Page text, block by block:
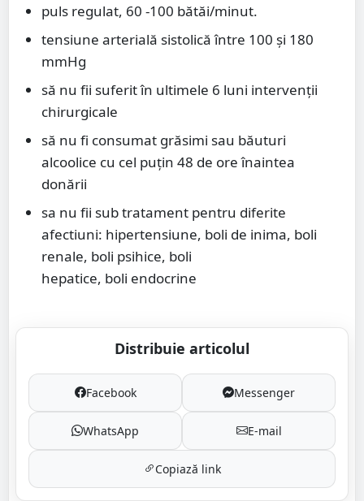
puls regulat, 60 -100 bătăi/minut.
tensiune arterială sistolică între 100 şi 180
mmHg
să nu fii suferit în ultimele 6 luni intervenţii
chirurgicale
să nu fi consumat grăsimi sau băuturi
alcoolice cu cel puţin 48 de ore înaintea
donării
sa nu fii sub tratament pentru diferite
afectiuni: hipertensiune, boli de inima, boli
renale, boli psihice, boli
hepatice, boli endocrine
Distribuie articolul
Facebook Messenger
WhatsApp E-mail
Copiază link